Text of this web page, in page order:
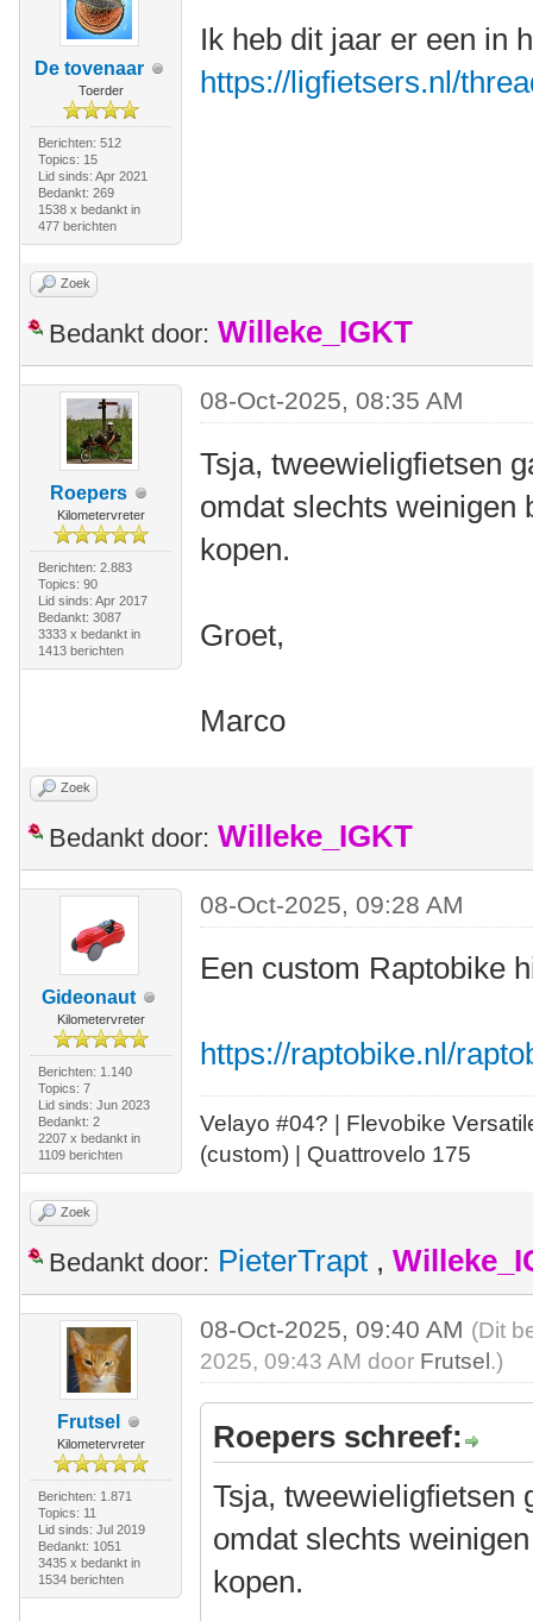
De tovenaar
Toerder
Berichten: 512
Topics: 15
Lid sinds: Apr 2021
Bedankt: 269
1538 x bedankt in
477 berichten
Ik heb dit jaar er een in
https://ligfietsers.nl/
Zoek
Bedankt door: Willeke_IGKT
Roepers
Kilometervreter
Berichten: 2.883
Topics: 90
Lid sinds: Apr 2017
Bedankt: 3087
3333 x bedankt in
1413 berichten
08-Oct-2025, 08:35 AM
Tsja, tweewieligfietsen
omdat slechts weinigen
kopen.
Groet,
Marco
Zoek
Bedankt door: Willeke_IGKT
Gideonaut
Kilometervreter
Berichten: 1.140
Topics: 7
Lid sinds: Jun 2023
Bedankt: 2
2207 x bedankt in
1109 berichten
08-Oct-2025, 09:28 AM
Een custom Raptobike
https://raptobike.nl/
Velayo #04? | Flevobike
(custom) | Quattrovelo 175
Zoek
Bedankt door: PieterTrapt ,
Frutsel
Kilometervreter
Berichten: 1.871
Topics: 11
Lid sinds: Jul 2019
Bedankt: 1051
3435 x bedankt in
1534 berichten
08-Oct-2025, 09:40 AM (Dit
2025, 09:43 AM door Frutsel .)
Roepers schreef:
Tsja, tweewieligfietsen
omdat slechts
kopen.